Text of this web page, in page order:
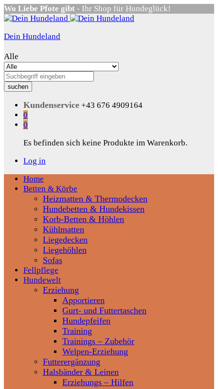
Wo Liebe Pfote gibt - Ihr Shop für Hundeglück!
Dein Hundeland
Alle
suchen
Kundenservice +43 676 4909164
0
0
Es befinden sich keine Produkte im Warenkorb.
Log in
Home
Betten & Körbe
Heizmatten & Thermodecken
Hundebetten & Hundekissen
Korb-Betten & Höhlen
Kühlmatten
Liegedecken
Liegehöhlen
Sofas
Fellpflege
Hundewelt
Erziehung
Apportieren
Gurt- und Futtertaschen
Hundepfeifen
Training
Trainings – Zubehör
Welpen-Erziehung
Futterergänzung
Halsbänder & Leinen
Erziehungs – Hilfen